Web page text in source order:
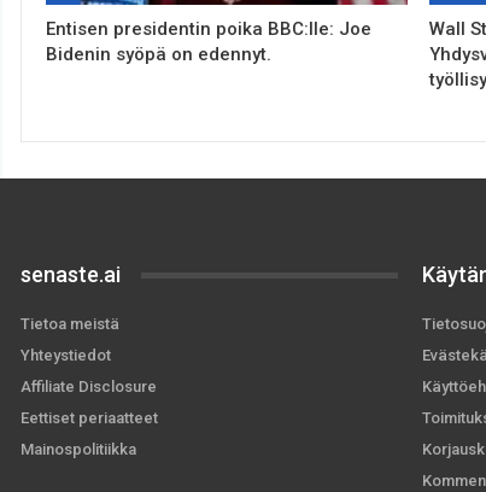
Entisen presidentin poika BBC:lle: Joe
Bidenin syöpä on edennyt.
Wall
senaste.ai
Tietoa meistä
Yhteystiedot
Affiliate Disclosure
Eettiset periaatteet
Mainospolitiikka